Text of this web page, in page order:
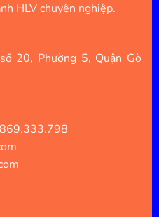
HLV chuyên nghiệp.
20, Phường 5, Quận Gò